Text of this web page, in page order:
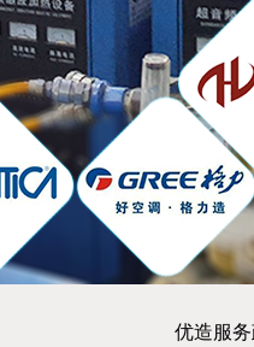
优造服